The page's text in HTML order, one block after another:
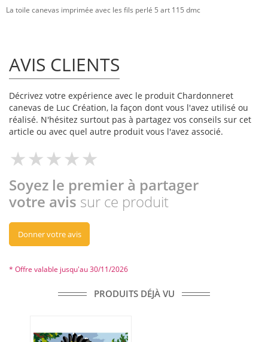
La toile canevas imprimée avec les fils perlé 5 art 115 dmc
AVIS CLIENTS
Décrivez votre expérience avec le produit Chardonneret
canevas de Luc Création, la façon dont vous l'avez utilisé ou
réalisé. N'hésitez surtout pas à partagez vos conseils sur cet
article ou avec quel autre produit vous l'avez associé.
Soyez le premier à partager
votre avis sur ce produit
Donner votre avis
* Offre valable jusqu'au 30/11/2026
PRODUITS DÉJÀ VU